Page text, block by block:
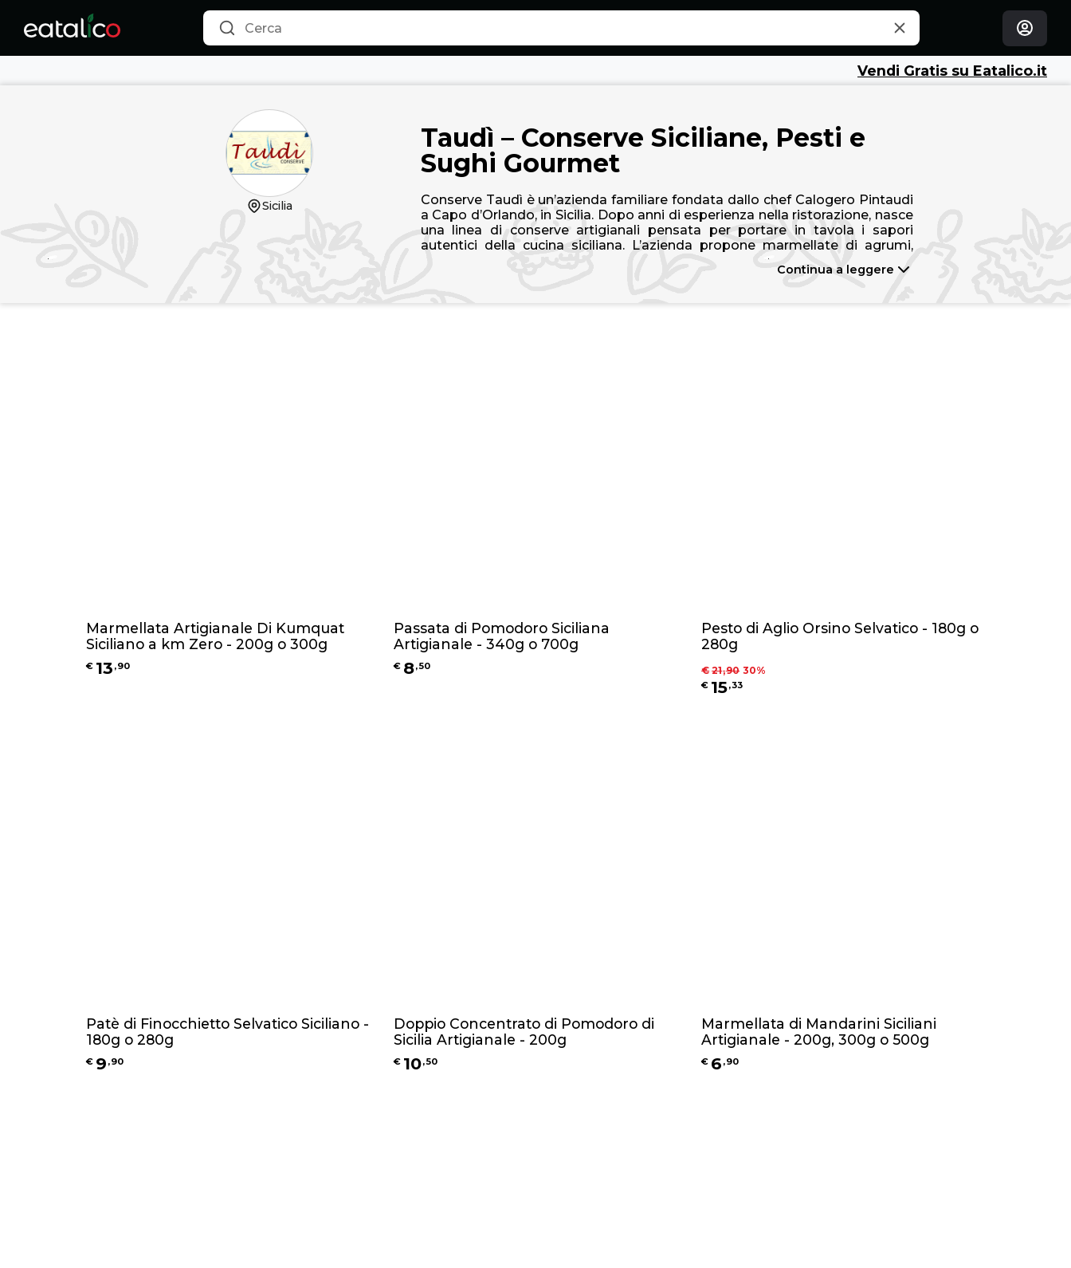
Vendi Gratis su Eatalico.it
Sicilia
Taudì – Conserve Siciliane, Pesti e
Sughi Gourmet
Conserve Taudì è un’azienda familiare fondata dallo chef Calogero Pintaudi
a Capo d’Orlando, in Sicilia. Dopo anni di esperienza nella ristorazione, nasce
una linea di conserve artigianali pensata per portare in tavola i sapori
autentici della cucina siciliana. L’azienda propone marmellate di agrumi,
passate di pomodoro, pesti, paté, sughi di pesce e specialità sott’olio
preparate con ingredienti selezionati e ricette tradizionali. Ogni prodotto
locali e un’attenzione costante alla qualità e al gusto.
Continua a leggere
Marmellata Artigianale Di Kumquat
Siciliano a km Zero - 200g o 300g
€ 13 ,90
Passata di Pomodoro Siciliana
Artigianale - 340g o 700g
€ 8,50
Pesto di Aglio Orsino Selvatico - 180g o
280g
€ 21,90 30%
€ 15,33
Patè di Finocchietto Selvatico Siciliano -
180g o 280g
€ 9 ,90
Doppio Concentrato di Pomodoro di
Sicilia Artigianale - 200g
€ 10,50
Marmellata di Mandarini Siciliani
Artigianale - 200g, 300g o 500g
€ 6 ,90
Taudì – Conserve Siciliane, Pesti e Sughi Gourmet - Eatalico.it